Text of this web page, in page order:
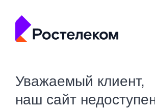
Уважаемый клиент,
наш сайт